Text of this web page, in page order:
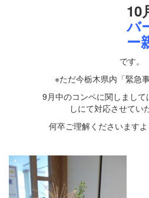
10
バ
ー
です。
※ただ今栃木県内「緊急
9月中のコンペに関しまして
しにて対応させてい
何卒ご理解くださいますよ